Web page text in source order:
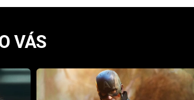
VÁS